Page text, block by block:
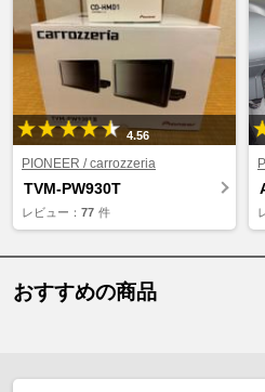
4.56
PIONEER / carrozzeria
TVM-PW930T
レビュー： 77 件
おすすめの商品